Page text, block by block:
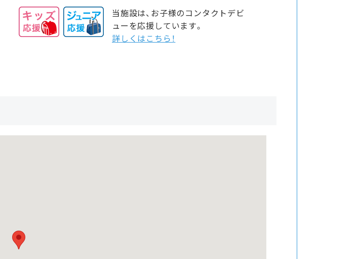
当施設は、お子様のコンタクトデビ
ューを応援しています。
詳しくはこちら！